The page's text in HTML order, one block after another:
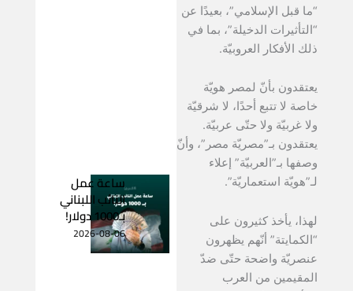
“ما قبل الإسلامي”، بعيدًا عن
“التأثيرات الدخيلة”، بما في
ذلك الأفكار العروبيّة.
يعتقدون بأنّ لمصر هويّة
خاصة لا تتبع أحدًا، لا شرقيّة
ولا غربيّة ولا حتّى عربيّة.
يعتقدون بـ”مصريّة مصر”، وأنّ
وصفها بـ”العربيّة” إعلاء
لـ”هويّة استعماريّة”.
لهذا، يأخذ كثيرون على
“الكمايتة” أنّهم يظهرون
عنصريّة واضحة حتّى ضدّ
المقيمين من العرب
ساعة عمل
النائب اللبناني
بـ1000 دولار!
2026-08-06